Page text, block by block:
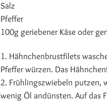
Salz
Pfeffer
100g geriebener Käse oder
1. Hähnchenbrustfilets
Pfeffer würzen. Das
2. Frühlingszwiebeln putzen,
wenig Öl andünsten. Auf das